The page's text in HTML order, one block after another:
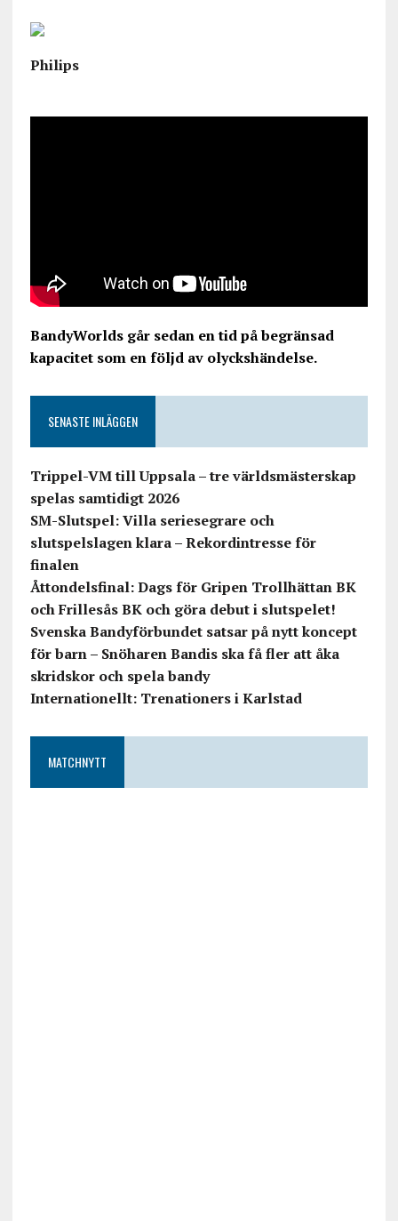
Philips
BandyWorlds går sedan en tid på begränsad
kapacitet som en följd av olyckshändelse.
SENASTE INLÄGGEN
Trippel-VM till Uppsala – tre världsmästerskap
spelas samtidigt 2026
SM-Slutspel: Villa seriesegrare och
slutspelslagen klara – Rekordintresse för
finalen
Åttondelsfinal: Dags för Gripen Trollhättan BK
och Frillesås BK och göra debut i slutspelet!
Svenska Bandyförbundet satsar på nytt koncept
för barn – Snöharen Bandis ska få fler att åka
skridskor och spela bandy
Internationellt: Trenationers i Karlstad
MATCHNYTT